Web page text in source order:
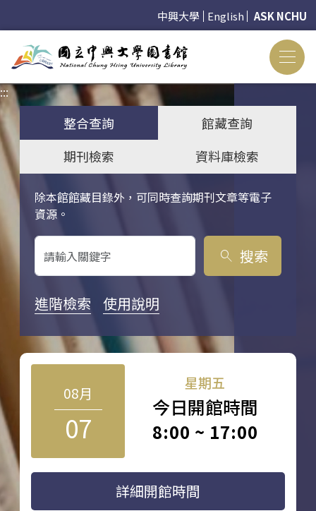
中興大學 English ASK NCHU
:::
整合查詢
館藏查詢
期刊檢索
資料庫檢索
除本館館藏目錄外，可同時查詢期刊文章等電子
資源。
關鍵字搜尋
search 搜索
進階檢索 使用說明
08月
07
星期五
今日開館時間
8:00 ~ 17:00
詳細開館時間